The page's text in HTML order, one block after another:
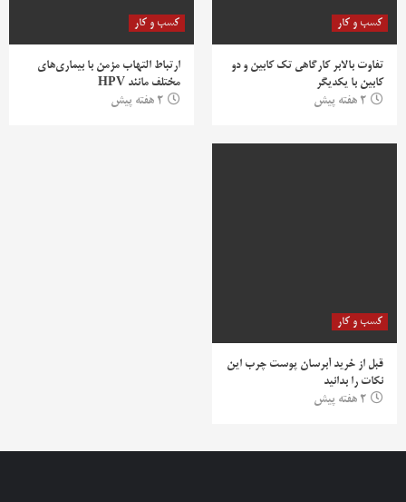
کسب و کار
تفاوت بالابر کارگاهی تک کابین و دو
کابین با یکدیگر
2 هفته پیش
کسب و کار
ارتباط التهاب مزمن با بیماری‌های
مختلف مانند HPV
2 هفته پیش
کسب و کار
قبل از خرید آبرسان پوست چرب این
نکات را بدانید
2 هفته پیش